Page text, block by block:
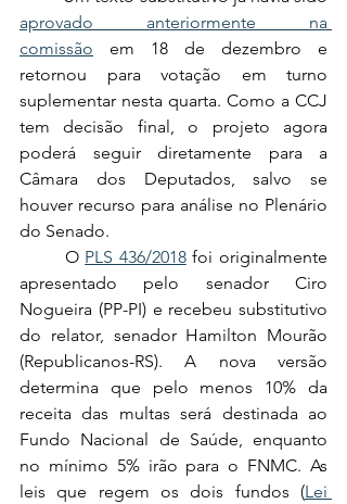
aprovado anteriormente na
comissão em 18 de dezembro e
retornou para votação em turno
suplementar nesta quarta. Como a CCJ
tem decisão final, o projeto agora
poderá seguir diretamente para a
Câmara dos Deputados, salvo se
houver recurso para análise no Plenário
do Senado.
	O
PLS 436/2018 foi originalmente
apresentado pelo senador Ciro
Nogueira (PP-PI) e recebeu substitutivo
do relator, senador Hamilton Mourão
(Republicanos-RS). A nova versão
determina que pelo menos 10% da
receita das multas será destinada ao
Fundo Nacional de Saúde, enquanto
no mínimo 5% irão para o FNMC. As
leis que regem os dois fundos (Lei